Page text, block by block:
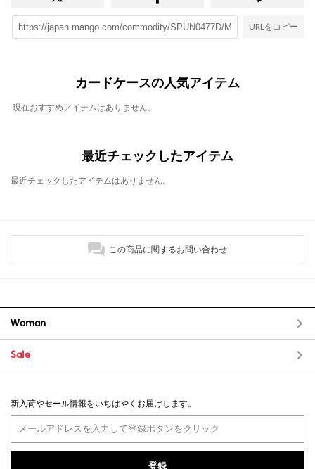
URLをコピー
カードケースの人気アイテム
現在おすすめアイテムはありません。
最近チェックしたアイテム
最近チェックしたアイテムはありません。
この商品に関するお問い合わせ
Woman
Sale
新入荷やセール情報をいちはやくお届けします。
登録